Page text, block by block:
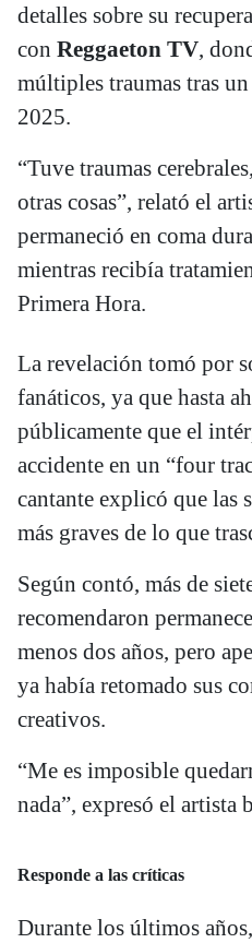
detalles sobre su
con Reggaeton TV,
múltiples traumas tras
2025.
“Tuve traumas
otras cosas”, relató el
permaneció en coma
mientras recibía
Primera Hora.
La revelación tomó por
fanáticos, ya que hasta
públicamente que el
accidente en un “four
cantante explicó que las
más graves de lo que
Según contó, más de
recomendaron
menos dos años, pero
ya había retomado sus
creativos.
“Me es imposible
nada”, expresó el artista
Responde a las críticas
Durante los últimos